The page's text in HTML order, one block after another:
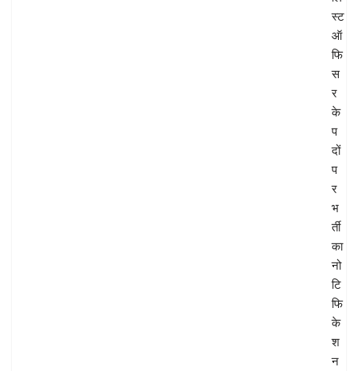
स्ट
ऑ
फि
स
र
के
प
दों
प
र
भ
र्ती
का
नो
टि
फि
के
श
न